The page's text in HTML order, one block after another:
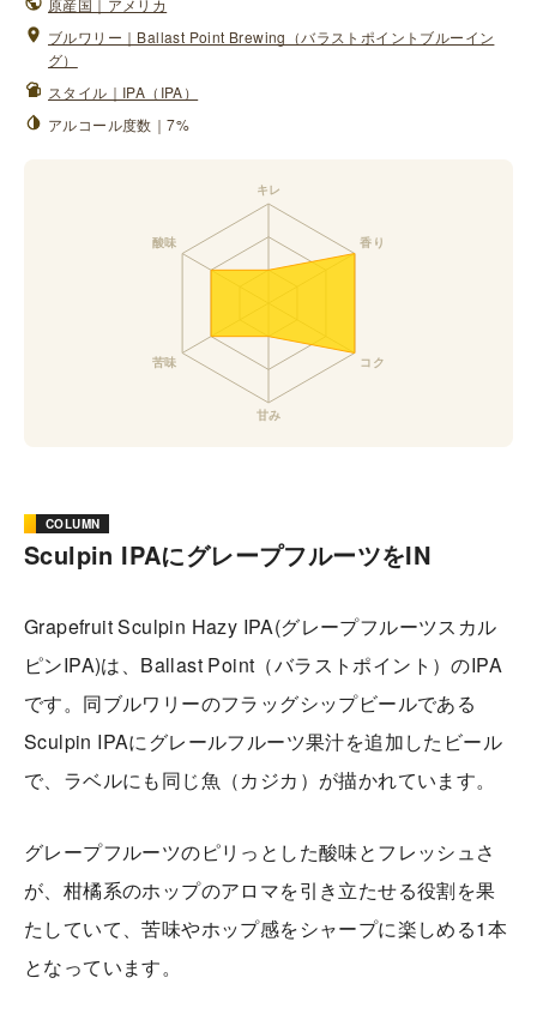
原産国｜アメリカ
ブルワリー｜Ballast Point Brewing（バラストポイントブルーイン
グ）
スタイル｜IPA（IPA）
アルコール度数｜7%
COLUMN
Sculpin IPAにグレープフルーツをIN
Grapefruit Sculpin Hazy IPA(グレープフルーツスカル
ピンIPA)は、Ballast Point（バラストポイント）のIPA
です。同ブルワリーのフラッグシップビールである
Sculpin IPAにグレールフルーツ果汁を追加したビール
で、ラベルにも同じ魚（カジカ）が描かれています。
グレープフルーツのピリっとした酸味とフレッシュさ
が、柑橘系のホップのアロマを引き立たせる役割を果
たしていて、苦味やホップ感をシャープに楽しめる1本
となっています。